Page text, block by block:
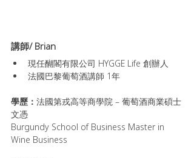
講師/ Brian
現任醐閣有限公司 HYGGE Life 創辦人
法國巴黎葡萄酒講師 1年
學歷： 法國第戎高等商學院 – 葡萄酒商業碩士
文憑
Burgundy School of Business Master in
Wine Business